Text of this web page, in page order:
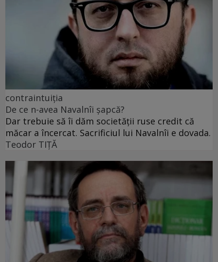
contraintuiția
De ce n-avea Navalnîi șapcă?
Dar trebuie să îi dăm societății ruse credit că
măcar a încercat. Sacrificiul lui Navalnîi e dovada.
Teodor TIŢĂ